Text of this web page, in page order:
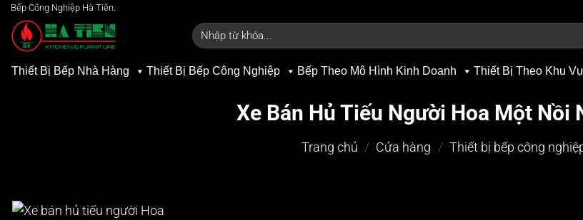
Bỏ
qua
nội
dung
Bếp Công Nghiệp Hà Tiên.
Tìm
kiếm:
Thiết Bị Bếp Nhà Hàng Thiết Bị Bếp Công Nghiệp Bếp Theo Mô Hình Kinh Doanh Thiết Bị Theo Khu
Xe Bán Hủ Tiếu Người Hoa Một Nồi
Trang chủ / Cửa hàng / Thiết bị bếp công